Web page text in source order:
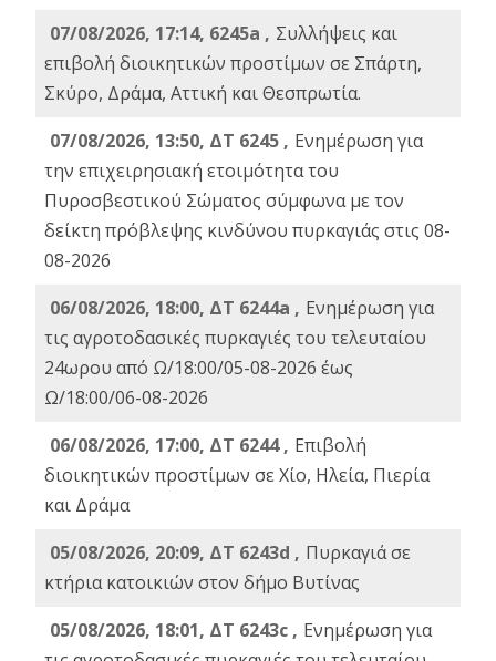
07/08/2026, 17:14, 6245a , Συλλήψεις και
επιβολή διοικητικών προστίμων σε Σπάρτη,
Σκύρο, Δράμα, Αττική και Θεσπρωτία.
07/08/2026, 13:50, ΔΤ 6245 , Ενημέρωση για
την επιχειρησιακή ετοιμότητα του
Πυροσβεστικού Σώματος σύμφωνα με τον
δείκτη πρόβλεψης κινδύνου πυρκαγιάς στις 08-
08-2026
06/08/2026, 18:00, ΔΤ 6244a , Ενημέρωση για
τις αγροτοδασικές πυρκαγιές του τελευταίου
24ωρου από Ω/18:00/05-08-2026 έως
Ω/18:00/06-08-2026
06/08/2026, 17:00, ΔΤ 6244 , Επιβολή
διοικητικών προστίμων σε Χίο, Ηλεία, Πιερία
και Δράμα
05/08/2026, 20:09, ΔΤ 6243d , Πυρκαγιά σε
κτήρια κατοικιών στον δήμο Βυτίνας
05/08/2026, 18:01, ΔΤ 6243c , Ενημέρωση για